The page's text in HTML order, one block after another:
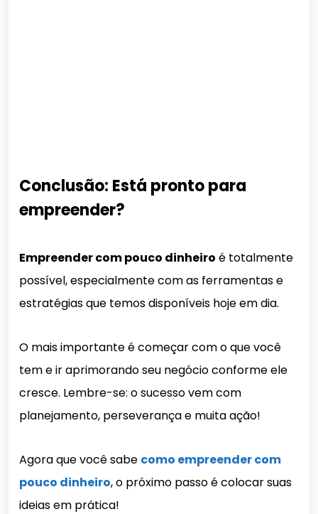
Conclusão: Está pronto para
empreender?
Empreender com pouco dinheiro é totalmente
possível, especialmente com as ferramentas e
estratégias que temos disponíveis hoje em dia.
O mais importante é começar com o que você
tem e ir aprimorando seu negócio conforme ele
cresce. Lembre-se: o sucesso vem com
planejamento, perseverança e muita ação!
Agora que você sabe como empreender com
pouco dinheiro, o próximo passo é colocar suas
ideias em prática!